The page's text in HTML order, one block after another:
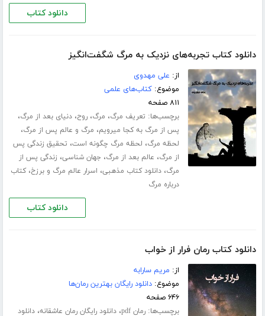
دانلود کتاب
دانلود کتاب تجربه‌های نزدیک به مرگ شگفت‌انگیز
از: علی مهدوی
موضوع:کتاب‌های علمی
۸۱۱ صفحه
برچسب‌ها: تعریف مرگ، مرگ،روح،دنیای بعد از مرگ،
پس از مرگ به کجا میرویم، مرگ و عالم پس از مرگ،
لحظه مرگ، لحظه مرگ چگونه است، تحقیق زندگی پس
از مرگ، عالم بعد از مرگ، جهان شناسی، زندگی پس از
مرگ،دانلود کتاب مذهبی، اسرار عالم مرگ و برزخ،کتاب
درباره مرگ
دانلود کتاب
دانلود کتاب رمان فرار از خواب
از: مریم سارابه
موضوع:دانلود رایگان بهترین رمان‌ها
۶۴۶ صفحه
برچسب‌ها:رمان pdf ،دانلود رایگان رمان عاشقانه،دانلود